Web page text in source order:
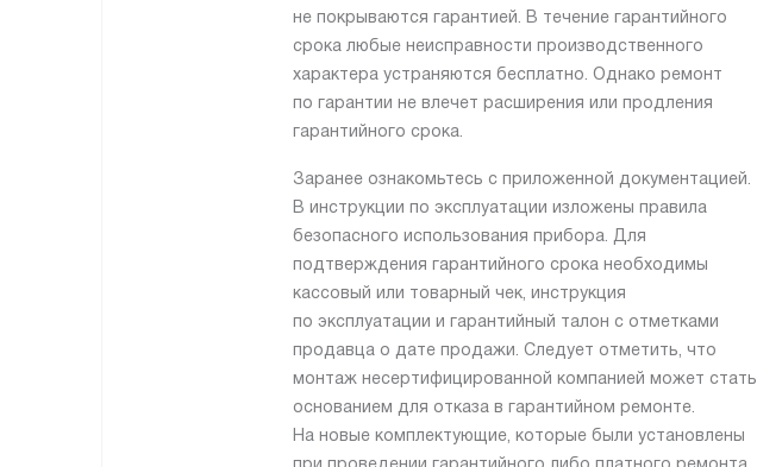
не покрываются гарантией. В течение гарантийного
срока любые неисправности производственного
характера устраняются бесплатно. Однако ремонт
по гарантии не влечет расширения или продления
гарантийного срока.
Заранее ознакомьтесь с приложенной документацией.
В инструкции по эксплуатации изложены правила
безопасного использования прибора. Для
подтверждения гарантийного срока необходимы
кассовый или товарный чек, инструкция
по эксплуатации и гарантийный талон с отметками
продавца о дате продажи. Следует отметить, что
монтаж несертифицированной компанией может стать
основанием для отказа в гарантийном ремонте.
На новые комплектующие, которые были установлены